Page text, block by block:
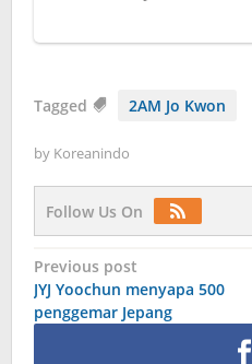
Tagged 2AM Jo Kwon
by Koreanindo
Follow Us On
Post
navigation
Previous post
JYJ Yoochun menyapa 500
penggemar Jepang